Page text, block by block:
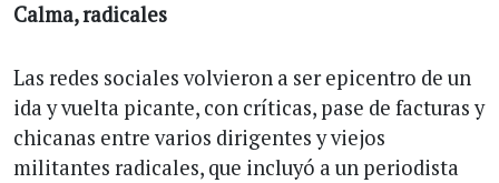
Calma, radicales
Las redes sociales volvieron a ser epicentro de un
ida y vuelta picante, con críticas, pase de facturas y
chicanas entre varios dirigentes y viejos
militantes radicales, que incluyó a un periodista